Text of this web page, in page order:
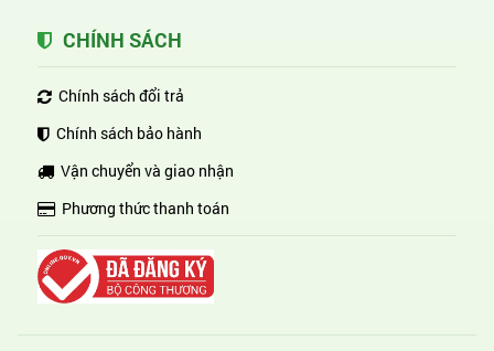
CHÍNH SÁCH
Chính sách đổi trả
Chính sách bảo hành
Vận chuyển và giao nhận
Phương thức thanh toán